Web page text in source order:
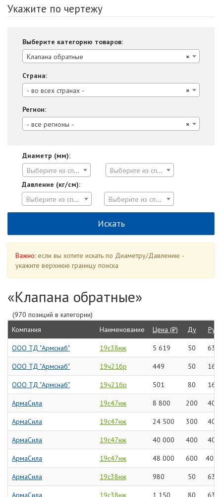
Укажите по чертежу
Выберите категорию товаров:
×
Клапана обратные
Страна:
×
- во всех странах -
Регион:
×
- все регионы -
Диаметр (мм):
Выберите из списка
Выберите из списка
Давление (кг/см):
Выберите из списка
Выберите из списка
Важно: если вы хотите искать по Диаметру/Давлению -
укажите верхнюю границу поиска
«Клапана обратные»
(970 позиций в категории)
Компания
Наименование Цена (₽) Ду Ру
ООО ТД "Армснаб" 19с38нж 5 619 50 63
ООО ТД "Армснаб" 19ч21бр 449 50 16
ООО ТД "Армснаб" 19ч21бр 501 80 16
АрмаСила 19с47нж 8 800 200 40
АрмаСила 19с47нж 24 500 300 40
АрмаСила 19с47нж 40 000 400 40
АрмаСила 19с47нж 48 000 600 400
АрмаСила 19с38нж 980 50 63
АрмаСила 19с38нж 1 150 80 63